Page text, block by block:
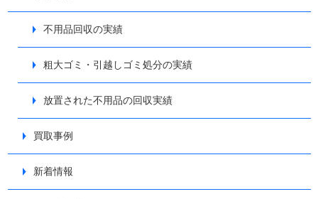
不用品回収の実績
粗大ゴミ・引越しゴミ処分の実績
放置された不用品の回収実績
買取事例
新着情報